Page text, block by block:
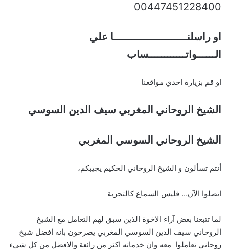
00447451228400
او راسلنــــــــــــــــــــــــا علي
الــــــواتــــــــــــساب
او قم بزيارة احدي مواقعنا
الشيخ الروحاني المغربي سيف الدين السوسي
الشيخ الروحاني السوسي المغربي
أنتم تسألون و الشيخ الروحاني الحكيم يجيبكم،
اتصلوا الآن… فليس السماع كالتجربة
لما تتبعنا بعض آراء الاخوة الذين سبق لهم التعامل مع الشيخ
الروحاني سيف الدين السوسي المغربي يصرحون بانه افضل شيخ
روحاني تعاملوا معه وان خدماته اكثر من رائعة والافضل من كل شيء